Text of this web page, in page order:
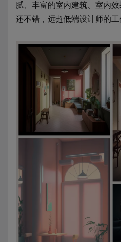
腻、丰富的室内建筑、室内
还不错，远超低端设计师的工